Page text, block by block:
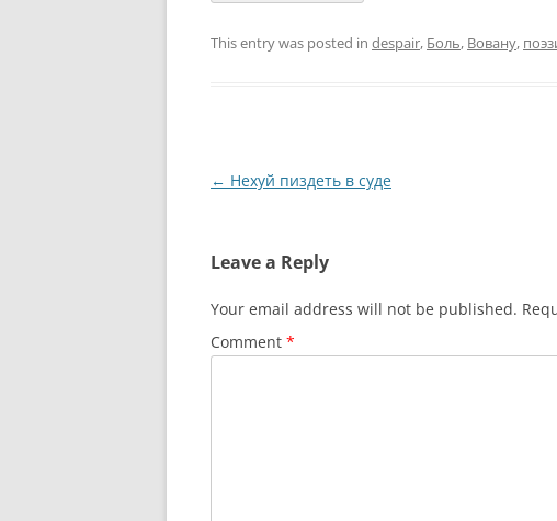
This entry was posted in despair, Боль, Вовану,
Post
← Нехуй пиздеть в суде
Leave a Reply
Your email address will not be published.
Comment *